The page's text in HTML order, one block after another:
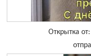
Открытка от: